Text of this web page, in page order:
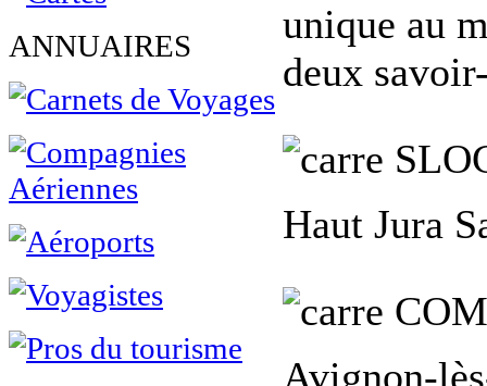
ANNUAIRES
unique au
deux
Haut Jura
Avignon-